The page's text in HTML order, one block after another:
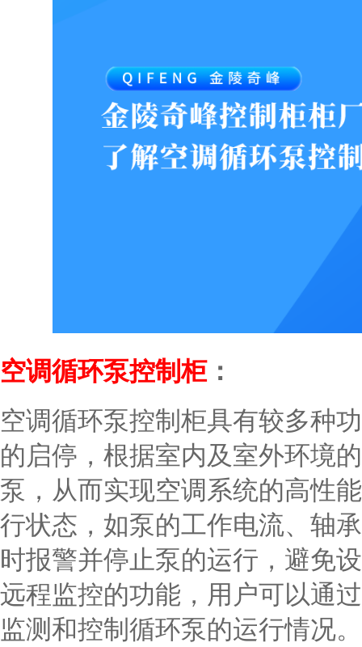
空调循环泵控制柜：
空调循环泵控制柜具有较多种
的启停，根据室内及室外环境
泵，从而实现空调系统的高性
行状态，如泵的工作电流、轴
时报警并停止泵的运行，避免
远程监控的功能，用户可以通
监测和控制循环泵的运行情况。